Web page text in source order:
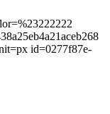
id=0277f87e-